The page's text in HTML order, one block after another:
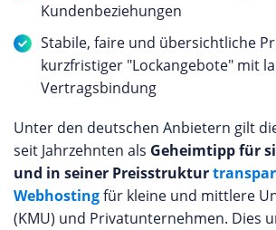
Kundenbeziehungen
Stabile, faire und übersichtliche
kurzfristiger "Lockangebote" mit
Vertragsbindung
Unter den deutschen Anbietern gilt
seit Jahrzehnten als Geheimtipp für
und in seiner Preisstruktur
Webhostingfür kleine und mittlere
(KMU) und Privatunternehmen. Dies